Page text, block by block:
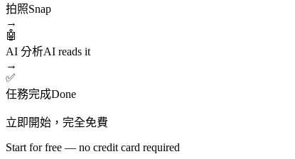
拍照Snap
→
🤖
AI 分析AI reads it
→
✅
任務完成Done
立即開始，完全免費
Start for free — no credit card required